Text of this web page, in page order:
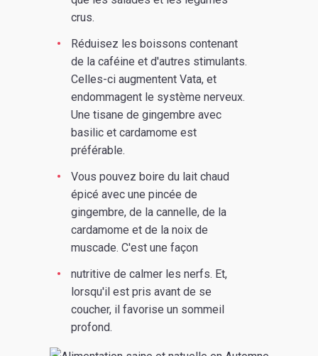
crus.
Réduisez les boissons contenant
de la caféine et d'autres stimulants.
Celles-ci augmentent Vata, et
endommagent le système nerveux.
Une tisane de gingembre avec
basilic et cardamome est
préférable.
Vous pouvez boire du lait chaud
épicé avec une pincée de
gingembre, de la cannelle, de la
cardamome et de la noix de
muscade. C'est une façon
nutritive de calmer les nerfs. Et,
lorsqu'il est pris avant de se
coucher, il favorise un sommeil
profond.